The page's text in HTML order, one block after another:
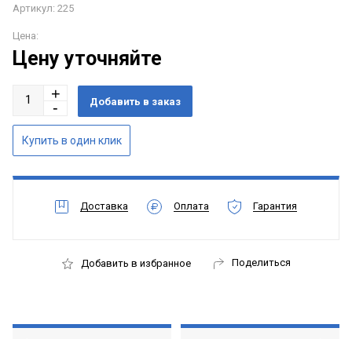
Артикул: 225
Цена:
Цену уточняйте
Доставка Оплата Гарантия
Добавить в избранное Поделиться